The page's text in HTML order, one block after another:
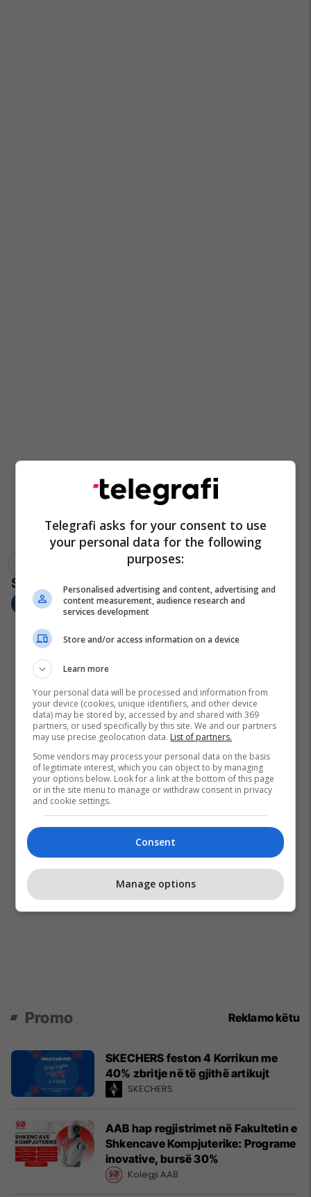
Junik Agron Kuçi
Promo Reklamo këtu
SKECHERS feston 4 Korrikun me
40% zbritje në të gjithë artikujt
SKECHERS
AAB hap regjistrimet në Fakultetin e
Shkencave Kompjuterike: Programe
inovative, bursë 30%
Kolegji AAB
Telegrafi asks for your consent to use
your personal data for the following
purposes:
Personalised advertising and content, advertising and
content measurement, audience research and
services development
Store and/or access information on a device
Learn more
Your personal data will be processed and information from
your device (cookies, unique identifiers, and other device
data) may be stored by, accessed by and shared with 369
partners, or used specifically by this site. We and our partners
may use precise geolocation data. List of partners.
Some vendors may process your personal data on the basis
of legitimate interest, which you can object to by managing
your options below. Look for a link at the bottom of this page
or in the site menu to manage or withdraw consent in privacy
and cookie settings.
Consent
Manage options